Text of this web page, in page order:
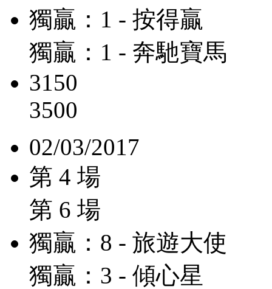
獨贏：1 - 按得贏
獨贏：1 - 奔馳寶馬
3150
3500
02/03/2017
第 4 場
第 6 場
獨贏：8 - 旅遊大使
獨贏：3 - 傾心星